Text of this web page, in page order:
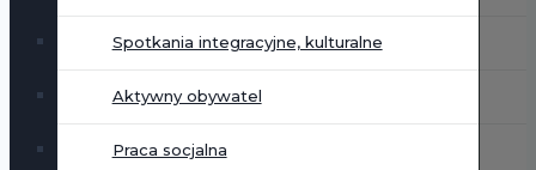
Spotkania integracyjne, kulturalne
Aktywny obywatel
Praca socjalna